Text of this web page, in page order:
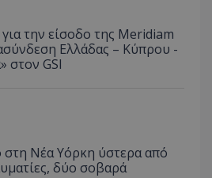
την είσοδο της Meridiam
Ελλάδας – Κύπρου -
στον GSI
στη Νέα Υόρκη ύστερα από
δύο σοβαρά
μήνας